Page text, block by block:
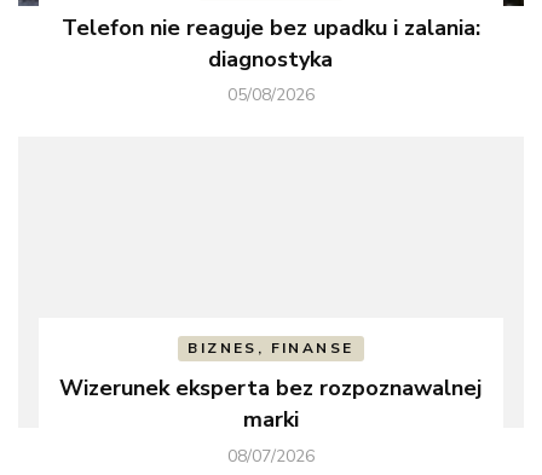
Telefon nie reaguje bez upadku i zalania:
diagnostyka
05/08/2026
BIZNES, FINANSE
Wizerunek eksperta bez rozpoznawalnej
marki
08/07/2026